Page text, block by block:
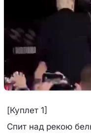
[Куплет 1]
Спит над рекою